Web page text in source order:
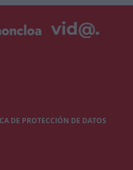
DE PROTECCIÓN DE DATOS